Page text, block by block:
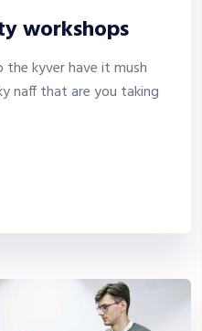
workshops
kyver have it mush
naff that are you taking